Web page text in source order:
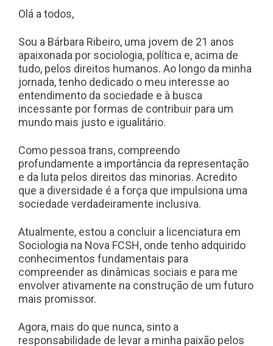
Olá a todos,
Sou a Bárbara Ribeiro, uma jovem de 21 anos
apaixonada por sociologia, política e, acima de
tudo, pelos direitos humanos. Ao longo da minha
jornada, tenho dedicado o meu interesse ao
entendimento da sociedade e à busca
incessante por formas de contribuir para um
mundo mais justo e igualitário.
Como pessoa trans, compreendo
profundamente a importância da representação
e da luta pelos direitos das minorias. Acredito
que a diversidade é a força que impulsiona uma
sociedade verdadeiramente inclusiva.
Atualmente, estou a concluir a licenciatura em
Sociologia na Nova FCSH, onde tenho adquirido
conhecimentos fundamentais para
compreender as dinâmicas sociais e para me
envolver ativamente na construção de um futuro
mais promissor.
Agora, mais do que nunca, sinto a
responsabilidade de levar a minha paixão pelos